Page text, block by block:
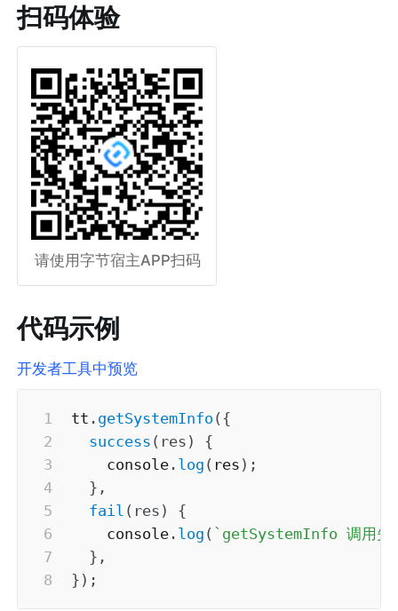
扫码体验
请使用字节宿主APP扫码
代码示例
开发者工具中预览
tt . getSystemInfo ( {
success ( res )
{
    console
. log ( res ) ;
} ,
fail ( res )
{
    console
. log ( ` getSystemInfo 调用失
} ,
} ) ;